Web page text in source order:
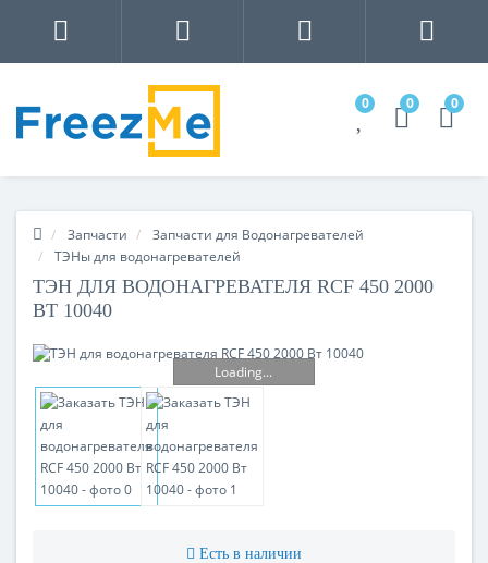
0 0 0
Запчасти
Запчасти для Водонагревателей
ТЭНы для водонагревателей
ТЭН ДЛЯ ВОДОНАГРЕВАТЕЛЯ RCF 450 2000
ВТ 10040
Loading...
Есть в наличии